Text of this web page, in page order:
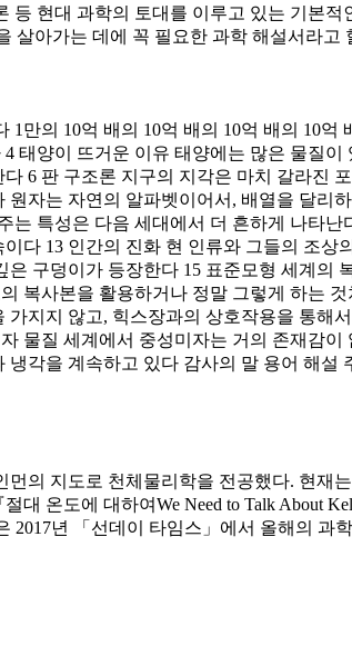
현대 과학의 토대를 이루고 있는 기본
살아가는 데에 꼭 필요한 과학 해설서라고
만의 10억 배의 10억 배의 10억 배의 10
태양이 뜨거운 이유 태양에는 많은 물질
6 판 구조론 지구의 지각은 마치 갈라진
자는 자연의 알파벳이어서, 배열을 달리
특성은 다음 세대에서 더 흔하게 나타
다 13 인간의 진화 현 인류와 그들의 조
구덩이가 등장한다 15 표준모형 세계의
복사본을 활용하거나 정말 그렇게 하는
지지 않고, 힉스장과의 상호작용을 통해
물질 세계에서 중성미자는 거의 존재감
각을 계속하고 있다 감사의 말 용어 해설
의 지도로 천체물리학을 전공했다. 현재
온도에 대하여We Need to Talk About
2017년 「선데이 타임스」에서 올해의 과